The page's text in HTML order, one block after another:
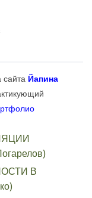
сайта Йапина
В